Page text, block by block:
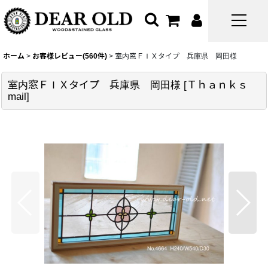
ホーム > お客様レビュー(560件) > 室内窓ＦＩＸタイプ 兵庫県 岡田様
室内窓ＦＩＸタイプ 兵庫県 岡田様 [Ｔｈａｎｋｓ
mail]